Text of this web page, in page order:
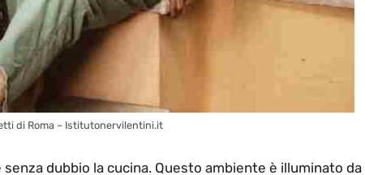
di Roma – Istitutonervilentini.it
dubbio la cucina. Questo ambiente è illuminato da